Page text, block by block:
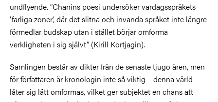
undflyende. “Chanins poesi undersöker vardagsspråkets
‘farliga zoner’, där det slitna och invanda språket inte längre
förmedlar budskap utan i stället börjar omforma
verkligheten i sig självt” (Kirill Kortjagin).
Samlingen består av dikter från de senaste tjugo åren, men
för författaren är kronologin inte så viktig – denna värld
låter sig lätt omformas, vilket ger subjektet en chans att